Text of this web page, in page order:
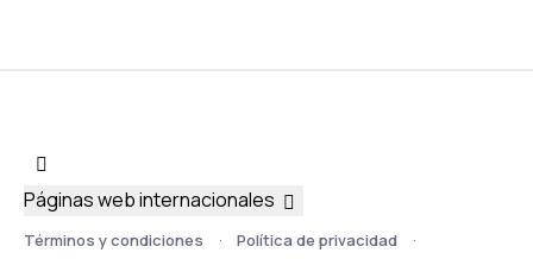
Términos y condiciones Política de privacidad
Páginas web internacionales